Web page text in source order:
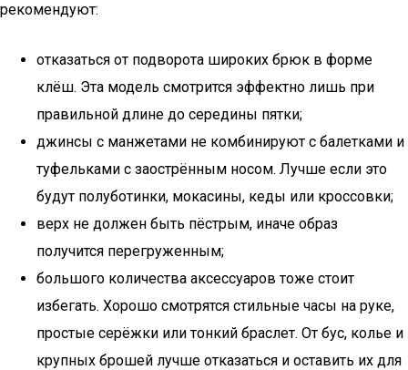
рекомендуют:
отказаться от подворота широких брюк в форме
клёш. Эта модель смотрится эффектно лишь при
правильной длине до середины пятки;
джинсы с манжетами не комбинируют с балетками и
туфельками с заострённым носом. Лучше если это
будут полуботинки, мокасины, кеды или кроссовки;
верх не должен быть пёстрым, иначе образ
получится перегруженным;
большого количества аксессуаров тоже стоит
избегать. Хорошо смотрятся стильные часы на руке,
простые серёжки или тонкий браслет. От бус, колье и
крупных брошей лучше отказаться и оставить их для